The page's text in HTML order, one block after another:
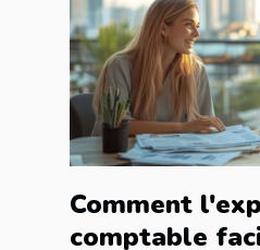
Comment
comptable